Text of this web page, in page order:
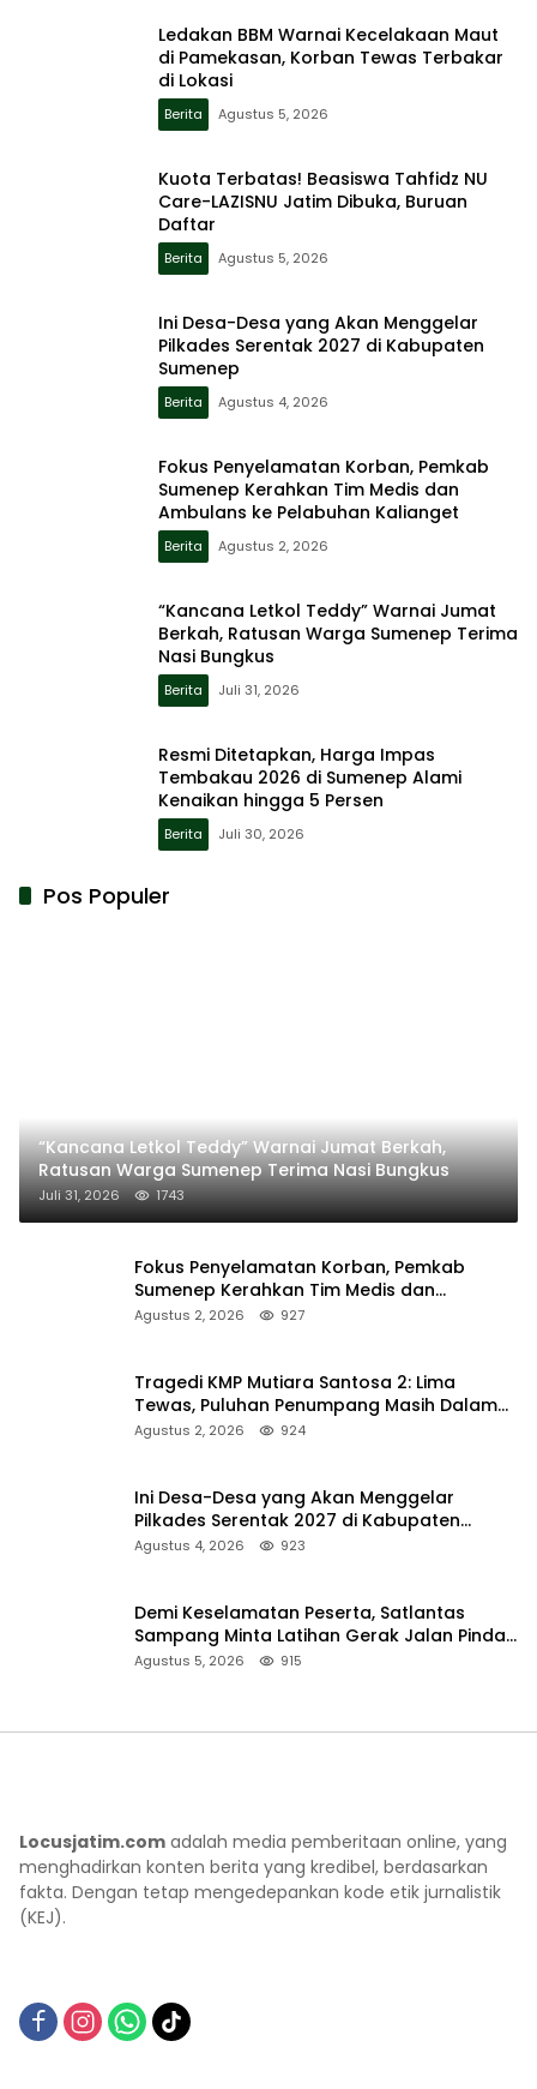
Ledakan BBM Warnai Kecelakaan Maut
di Pamekasan, Korban Tewas Terbakar
di Lokasi
Berita Agustus 5, 2026
Kuota Terbatas! Beasiswa Tahfidz NU
Care-LAZISNU Jatim Dibuka, Buruan
Daftar
Berita Agustus 5, 2026
Ini Desa-Desa yang Akan Menggelar
Pilkades Serentak 2027 di Kabupaten
Sumenep
Berita Agustus 4, 2026
Fokus Penyelamatan Korban, Pemkab
Sumenep Kerahkan Tim Medis dan
Ambulans ke Pelabuhan Kalianget
Berita Agustus 2, 2026
“Kancana Letkol Teddy” Warnai Jumat
Berkah, Ratusan Warga Sumenep Terima
Nasi Bungkus
Berita Juli 31, 2026
Resmi Ditetapkan, Harga Impas
Tembakau 2026 di Sumenep Alami
Kenaikan hingga 5 Persen
Berita Juli 30, 2026
Pos Populer
“Kancana Letkol Teddy” Warnai Jumat Berkah,
Ratusan Warga Sumenep Terima Nasi Bungkus
Juli 31, 2026 1743
Fokus Penyelamatan Korban, Pemkab
Sumenep Kerahkan Tim Medis dan
Ambulans ke Pelabuhan Kalianget
Agustus 2, 2026 927
Tragedi KMP Mutiara Santosa 2: Lima
Tewas, Puluhan Penumpang Masih Dalam
Pencarian
Agustus 2, 2026 924
Ini Desa-Desa yang Akan Menggelar
Pilkades Serentak 2027 di Kabupaten
Sumenep
Agustus 4, 2026 923
Demi Keselamatan Peserta, Satlantas
Sampang Minta Latihan Gerak Jalan Pindah
ke Lokasi Aman
Agustus 5, 2026 915
Locusjatim.com adalah media pemberitaan online, yang
menghadirkan konten berita yang kredibel, berdasarkan
fakta. Dengan tetap mengedepankan kode etik jurnalistik
(KEJ).